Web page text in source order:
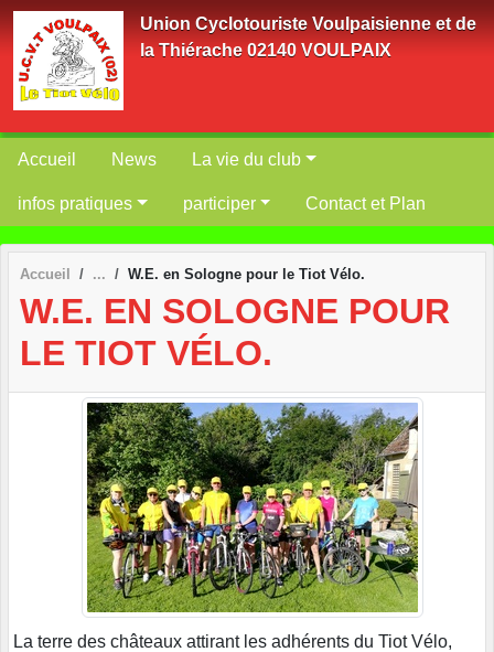
Union Cyclotouriste Voulpaisienne et de
la Thiérache 02140 VOULPAIX
Accueil News La vie du club
infos pratiques participer Contact et Plan
Accueil W.E. en Sologne pour le Tiot Vélo.
W.E. EN SOLOGNE POUR
LE TIOT VÉLO.
La terre des châteaux attirant les adhérents du Tiot Vélo,
Panneau de gestion des cookies